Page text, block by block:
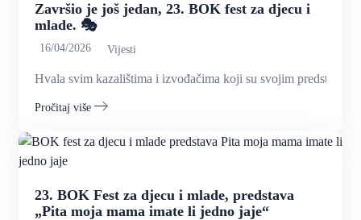
Završio je još jedan, 23. BOK fest za djecu i
mlade. 🎭
16/04/2026 Vijesti
Hvala svim kazalištima i izvođačima koji su svojim
Pročitaj više
23. BOK Fest za djecu i mlade, predstava
„Pita moja mama imate li jedno jaje“